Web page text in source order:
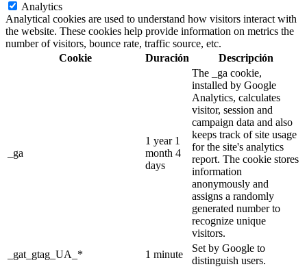
Analytics
Analytical cookies are used to understand how visitors interact with
the website. These cookies help provide information on metrics the
number of visitors, bounce rate, traffic source, etc.
Cookie
Duración Descripción
_ga
1 year 1
month 4
days
The _ga cookie,
installed by Google
Analytics, calculates
visitor, session and
campaign data and also
keeps track of site usage
for the site's analytics
report. The cookie stores
information
anonymously and
assigns a randomly
generated number to
recognize unique
visitors.
_gat_gtag_UA_*
1 minute
Set by Google to
distinguish users.